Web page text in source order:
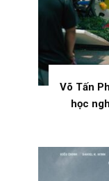
Võ Tấn
học